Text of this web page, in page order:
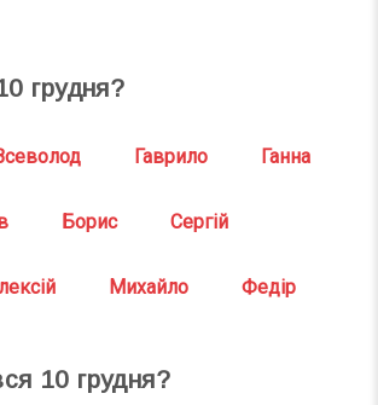
грудня?
Гаврило Ганна
Борис Сергій
Михайло Федір
10 грудня?